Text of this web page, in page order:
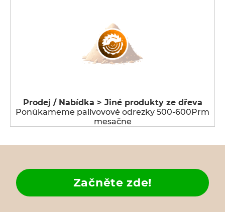
Prodej / Nabídka > Jiné produkty ze dřeva
Ponúkameme palivovové odrezky 500-600Prm
mesačne
Začněte zde!